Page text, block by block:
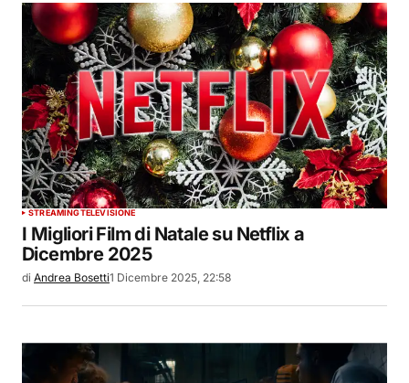
STREAMINGTELEVISIONE
I Migliori Film di Natale su Netflix a
Dicembre 2025
di Andrea Bosetti1 Dicembre 2025, 22:58